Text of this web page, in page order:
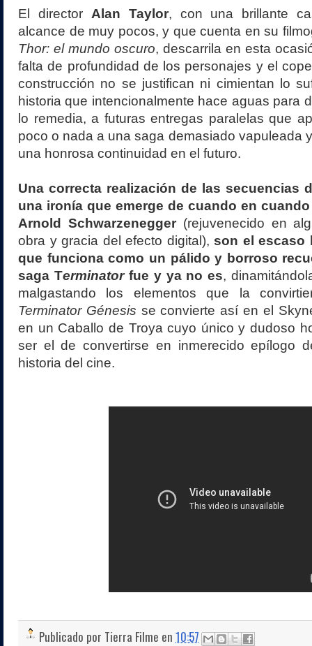
El director Alan Taylor, con una brillante
alcance de muy pocos, y que cuenta en su
Thor: el mundo oscuro, descarrila en esta
falta de profundidad de los personajes y el
construcción no se justifican ni cimientan lo
historia que intencionalmente hace aguas para
lo remedia, a futuras entregas paralelas que
poco o nada a una saga demasiado vapuleada
una honrosa continuidad en el futuro.
Una correcta realización de las secuencias
una ironía que emerge de cuando en
Arnold Schwarzenegger(rejuvenecido en
obra y gracia del efecto digital), son el escaso
que funciona como un pálido y borroso
saga Terminatorfue y ya no es,
malgastando los elementos que la
Terminator Génesis se convierte así en el
en un Caballo de Troya cuyo único y dudoso
ser el de convertirse en inmerecido epílogo
historia del cine.
Publicado por Tierra Filme en 10:57